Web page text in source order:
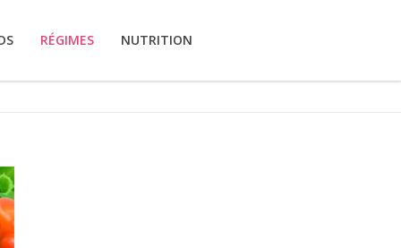
RÉGIMES NUTRITION